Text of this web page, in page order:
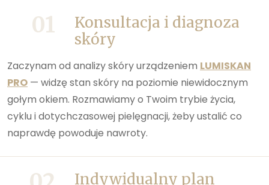
01
Konsultacja i diagnoza
skóry
Zaczynam od analizy skóry urządzeniem LUMISKAN
PRO — widzę stan skóry na poziomie niewidocznym
gołym okiem. Rozmawiamy o Twoim trybie życia,
cyklu i dotychczasowej pielęgnacji, żeby ustalić co
naprawdę powoduje nawroty.
Indywidualny plan